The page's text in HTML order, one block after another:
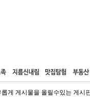
웹호스팅 공동구매
롭게 게시물을 올릴수있는 게시